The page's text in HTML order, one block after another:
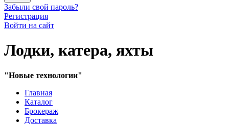
Забыли свой пароль?
Регистрация
Войти на сайт
Лодки, катера, яхты
"Новые технологии"
Главная
Каталог
Брокераж
Доставка